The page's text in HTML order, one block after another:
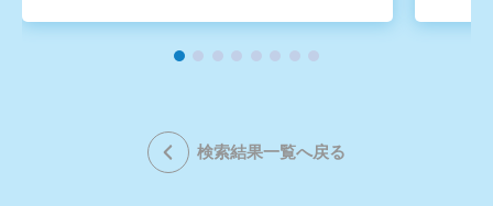
検索結果一覧へ戻る